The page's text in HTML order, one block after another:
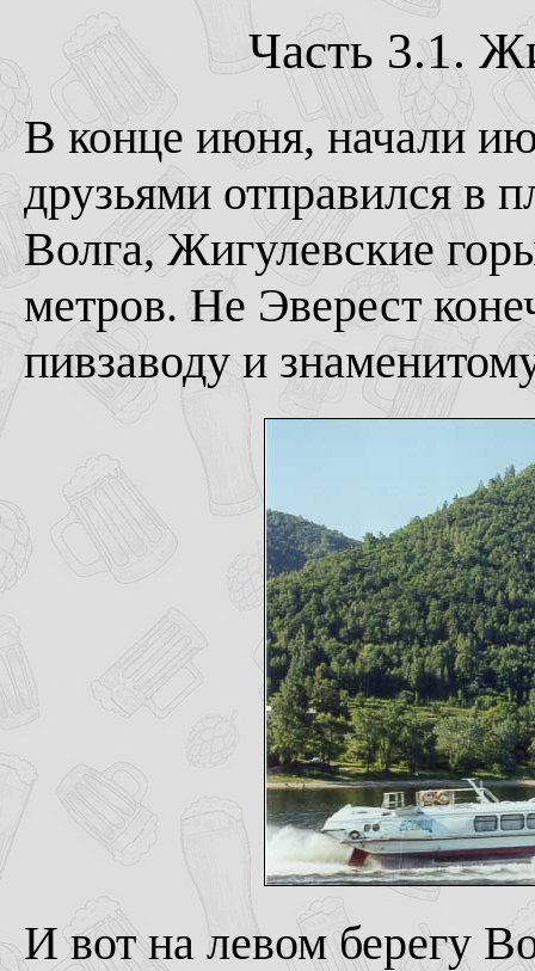
Часть 3.1.
В конце июня, начали
друзьями отправился в
Волга, Жигулевские
метров. Не Эверест
пивзаводу и
И вот на левом берегу